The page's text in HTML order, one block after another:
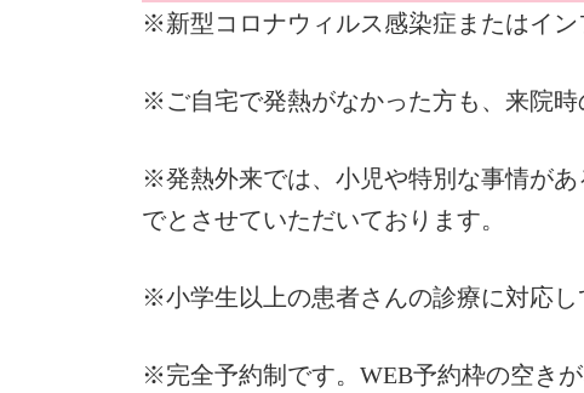
※新型コロナウィルス感染症またはイ
※ご自宅で発熱がなかった方も、来院
※発熱外来では、小児や特別な事情が
でとさせていただいております。
※小学生以上の患者さんの診療に対応
※完全予約制です。WEB予約枠の空き